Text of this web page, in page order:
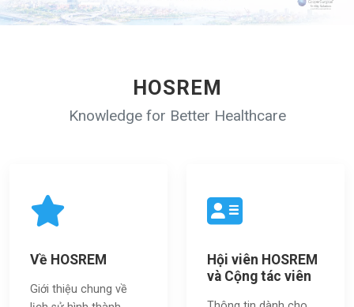
HOSREM
Knowledge for Better Healthcare
Về HOSREM
Giới thiệu chung về
Hội viên HOSREM
và Cộng tác viên